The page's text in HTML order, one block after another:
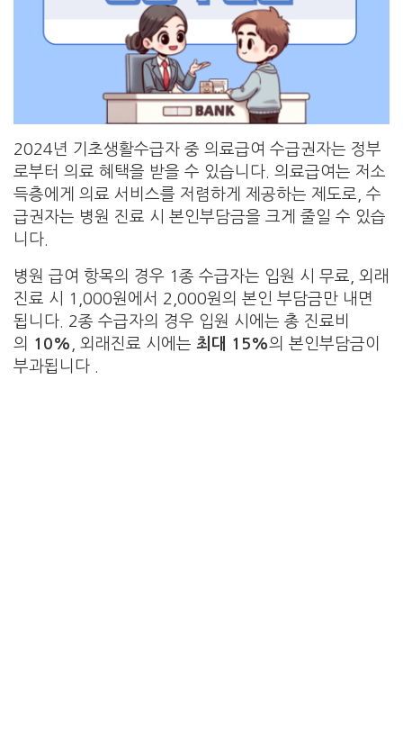
2024년 기초생활수급자 중 의료급여 수급권자는 정부
로부터 의료 혜택을 받을 수 있습니다. 의료급여는 저소
득층에게 의료 서비스를 저렴하게 제공하는 제도로, 수
급권자는 병원 진료 시 본인부담금을 크게 줄일 수 있습
니다.
병원 급여 항목의 경우 1종 수급자는 입원 시 무료, 외래
진료 시 1,000원에서 2,000원의 본인 부담금만 내면
됩니다. 2종 수급자의 경우 입원 시에는 총 진료비
의
10% , 외래진료 시에는 최대 15%의 본인부담금이
부과됩니다 .